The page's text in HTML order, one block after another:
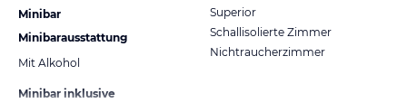
Minibar
Minibarausstattung
Mit Alkohol
Minibar inklusive
Superior
Schallisolierte Zimmer
Nichtraucherzimmer